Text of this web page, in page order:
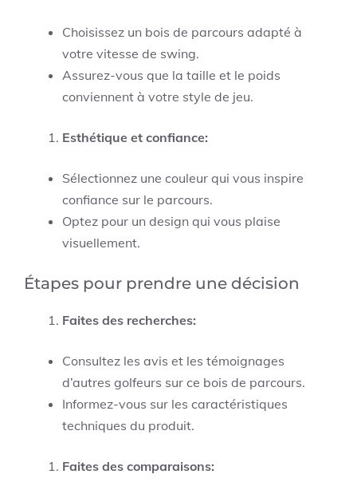
Choisissez un bois de parcours adapté à
votre vitesse de swing.
Assurez-vous que la taille et le poids
conviennent à votre style de jeu.
Esthétique et confiance:
Sélectionnez une couleur qui vous inspire
confiance sur le parcours.
Optez pour un design qui vous plaise
visuellement.
Étapes pour prendre une décision
Faites des recherches:
Consultez les avis et les témoignages
d’autres golfeurs sur ce bois de parcours.
Informez-vous sur les caractéristiques
techniques du produit.
Faites des comparaisons: